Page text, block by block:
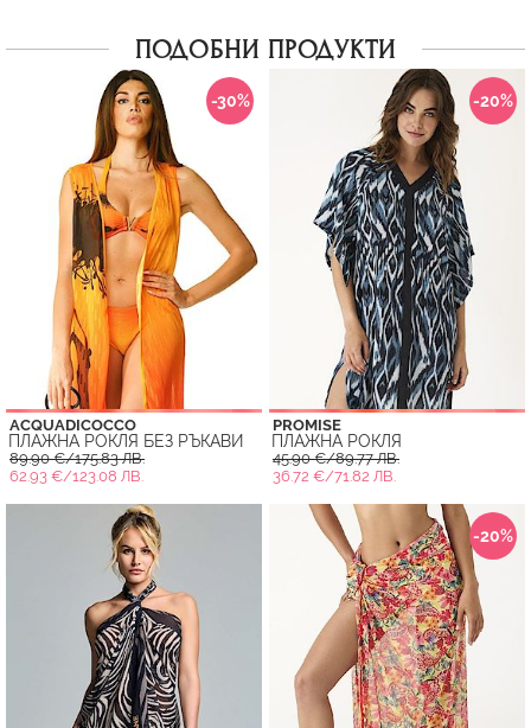
ПОДОБНИ ПРОДУКТИ
-30%
ACQUADICOCCO
ПЛАЖНА РОКЛЯ БЕЗ РЪКАВИ
89.90 €/175.83 ЛВ.
62.93 €/123.08 ЛВ.
-20%
PROMISE
ПЛАЖНА РОКЛЯ
45.90 €/89.77 ЛВ.
36.72 €/71.82 ЛВ.
-20%